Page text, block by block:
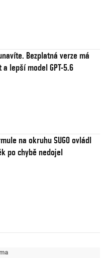
Bezplatná verze má
lepší model GPT-5.6
na okruhu SUGO ovládl
po chybě nedojel